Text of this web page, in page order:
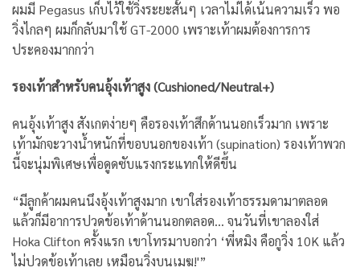
ผมมี Pegasus เก็บไว้ใช้วิ่งระยะสั้นๆ เวลาไม่ได้เน้นความเร็ว พอ
วิ่งไกลๆ ผมก็กลับมาใช้ GT-2000 เพราะเท้าผมต้องการการ
ประคองมากกว่า
รองเท้าสำหรับคนอุ้งเท้าสูง (Cushioned/Neutral+)
คนอุ้งเท้าสูง สังเกตง่ายๆ คือรองเท้าสึกด้านนอกเร็วมาก เพราะ
เท้ามักจะวางน้ำหนักที่ขอบนอกของเท้า (supination) รองเท้าพวก
นี้จะนุ่มพิเศษเพื่อดูดซับแรงกระแทกให้ดีขึ้น
“มีลูกค้าผมคนนึงอุ้งเท้าสูงมาก เขาใส่รองเท้าธรรมดามาตลอด
แล้วก็มีอาการปวดข้อเท้าด้านนอกตลอด… จนวันที่เขาลองใส่
Hoka Clifton ครั้งแรก เขาโทรมาบอกว่า ‘พี่หมิง คือกูวิ่ง 10K แล้ว
ไม่ปวดข้อเท้าเลย เหมือนวิ่งบนเมฆ!'”